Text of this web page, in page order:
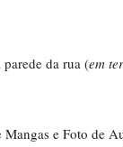
da rua (em
e Foto de